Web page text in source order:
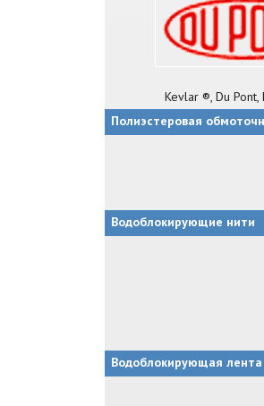
Kevlar ®, Du
Полиэстеровая
Водоблокирующие нити
Водоблокирующая лента